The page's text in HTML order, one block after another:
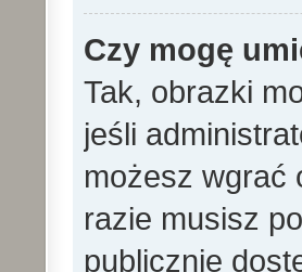
Czy mogę
Tak, obrazki
jeśli
możesz wgrać
razie musisz
publicznie